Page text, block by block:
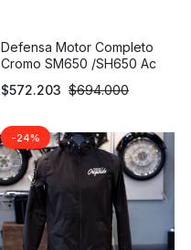
Defensa Motor Completo
Cromo SM650 /SH650 Ac
$694.000
$572.203
-24%